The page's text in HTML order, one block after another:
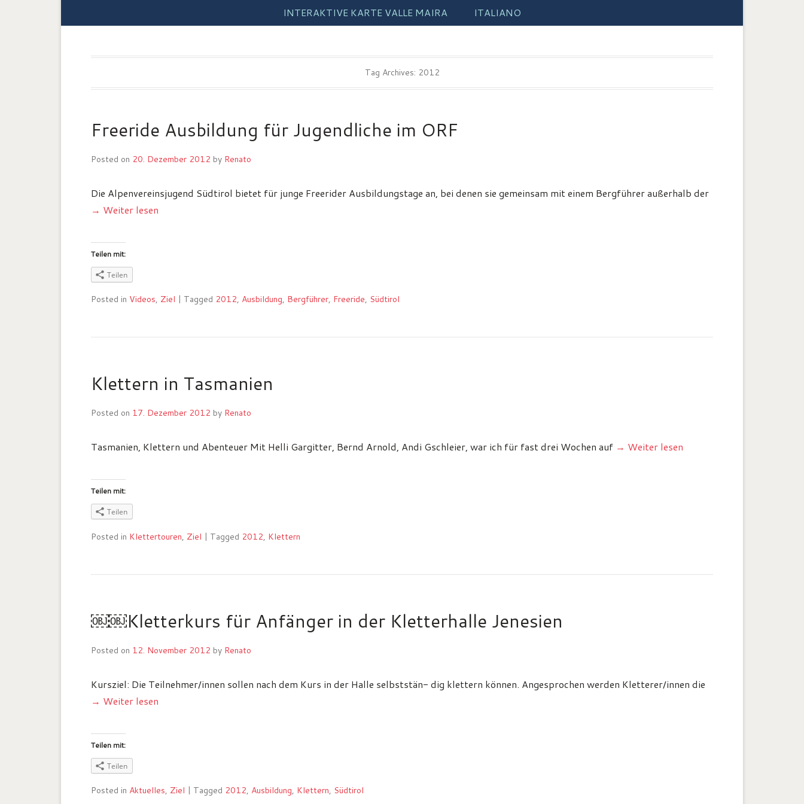
INTERAKTIVE KARTE VALLE MAIRA
ITALIANO
Tag Archives: 2012
Freeride Ausbildung für Jugendliche im ORF
Posted on 20. Dezember 2012 by Renato
Die Alpenvereinsjugend Südtirol bietet für junge Freerider Ausbildungstage an, bei denen sie gemeinsam mit einem Bergführer außerhalb der
→ Weiter lesen
Teilen mit:
Teilen
Posted in Videos, Ziel | Tagged 2012, Ausbildung, Bergführer, Freeride, Südtirol
Klettern in Tasmanien
Posted on 17. Dezember 2012 by Renato
Tasmanien, Klettern und Abenteuer Mit Helli Gargitter, Bernd Arnold, Andi Gschleier, war ich für fast drei Wochen auf → Weiter lesen
Teilen mit:
Teilen
Posted in Klettertouren, Ziel | Tagged 2012, Klettern
￼￼Kletterkurs für Anfänger in der Kletterhalle Jenesien
Posted on 12. November 2012 by Renato
Kursziel: Die Teilnehmer/innen sollen nach dem Kurs in der Halle selbststän- dig klettern können. Angesprochen werden Kletterer/innen die
→ Weiter lesen
Teilen mit:
Teilen
Posted in Aktuelles, Ziel | Tagged 2012, Ausbildung, Klettern, Südtirol